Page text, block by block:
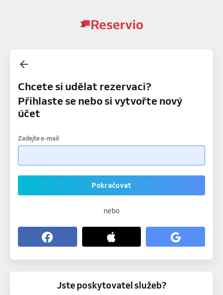
Chcete si udělat rezervaci?
Přihlaste se nebo si vytvořte nový
účet
Zadejte e-mail
Pokračovat
nebo
Jste poskytovatel služeb?